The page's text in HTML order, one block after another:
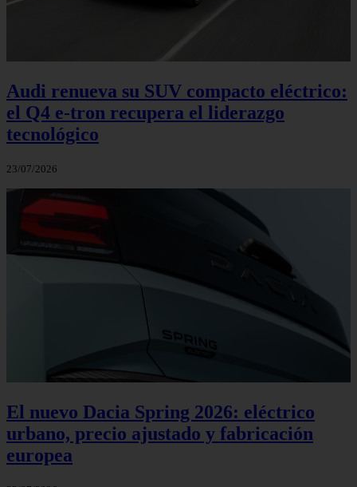
Audi renueva su SUV compacto eléctrico:
el Q4 e‑tron recupera el liderazgo
tecnológico
23/07/2026
El nuevo Dacia Spring 2026: eléctrico
urbano, precio ajustado y fabricación
europea